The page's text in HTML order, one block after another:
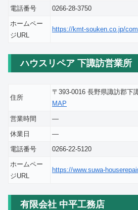
電話番号
0266-28-3750
ホームペー
ジURL
https://kmt-souken.co.jp/
ハウスリペア 下諏訪営業所
住所
〒393-0016 長野県諏訪郡下
MAP
営業時間
―
休業日
―
電話番号
0266-22-5120
ホームペー
ジURL
https://www.suwa-
有限会社 中平工務店